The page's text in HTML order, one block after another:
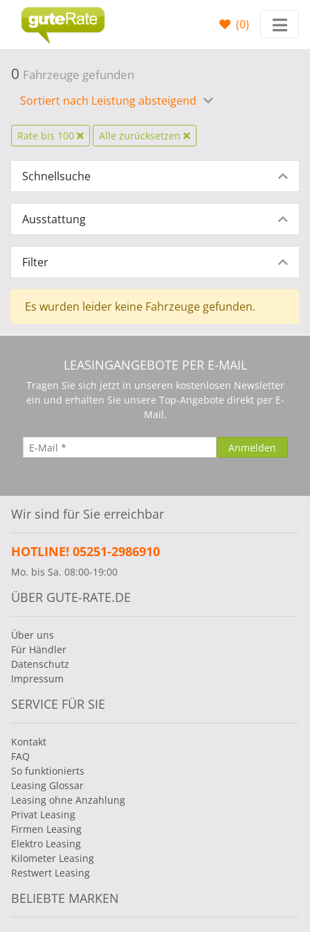
(0)
0 Fahrzeuge gefunden
Sortiert nach Leistung absteigend
Rate bis 100 Alle zurücksetzen
Schnellsuche
Ausstattung
Filter
Es wurden leider keine Fahrzeuge gefunden.
LEASINGANGEBOTE PER E-MAIL
Tragen Sie sich jetzt in unseren kostenlosen Newsletter
ein und erhalten Sie unsere Top-Angebote direkt per E-
Mail.
Wir sind für Sie erreichbar
HOTLINE! 05251-2986910
Mo. bis Sa. 08:00-19:00
ÜBER GUTE-RATE.DE
Über uns
Für Händler
Datenschutz
Impressum
SERVICE FÜR SIE
Kontakt
FAQ
So funktionierts
Leasing Glossar
Leasing ohne Anzahlung
Privat Leasing
Firmen Leasing
Elektro Leasing
Kilometer Leasing
Restwert Leasing
BELIEBTE MARKEN